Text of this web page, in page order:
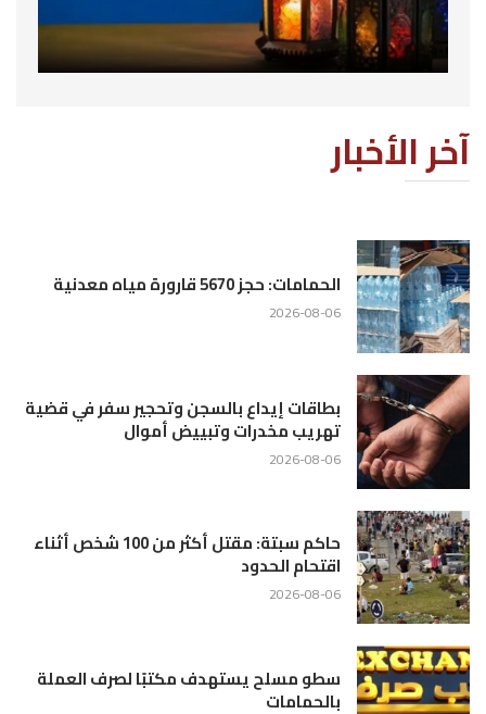
آخر الأخبار
الحمامات: حجز 5670 قارورة مياه معدنية
2026-08-06
بطاقات إيداع بالسجن وتحجير سفر في قضية
تهريب مخدرات وتبييض أموال
2026-08-06
حاكم سبتة: مقتل أكثر من 100 شخص أثناء
اقتحام الحدود
2026-08-06
سطو مسلح يستهدف مكتبًا لصرف العملة
بالحمامات